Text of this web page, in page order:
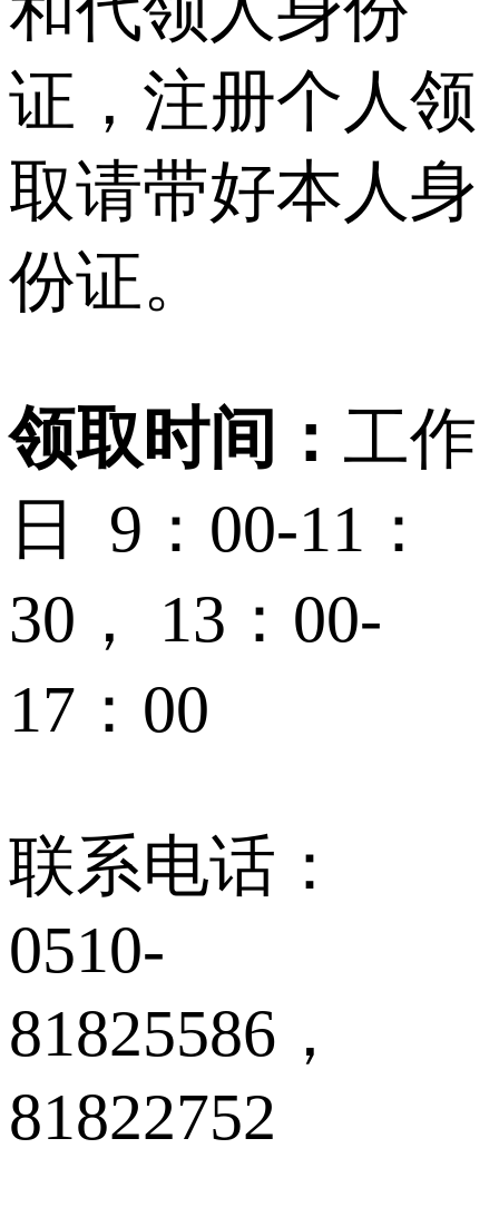
证，注册个人领
取请带好本人身
份证。
领取时间： 工作
日 9：00-11：
30， 13：00-
17：00
联系电话：
0510-
81825586，
81822752